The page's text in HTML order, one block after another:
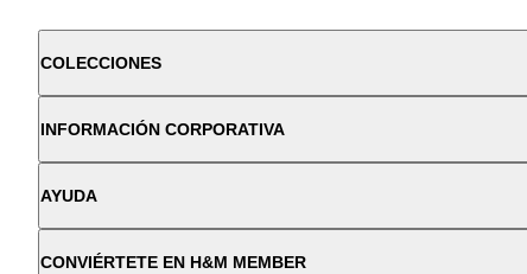
COLECCIONES
INFORMACIÓN CORPORATIVA
AYUDA
CONVIÉRTETE EN H&M MEMBER